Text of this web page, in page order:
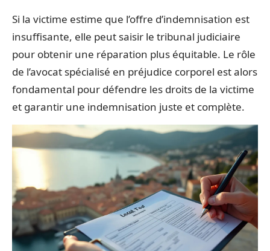
Si la victime estime que l’offre d’indemnisation est
insuffisante, elle peut saisir le tribunal judiciaire
pour obtenir une réparation plus équitable. Le rôle
de l’avocat spécialisé en préjudice corporel est alors
fondamental pour défendre les droits de la victime
et garantir une indemnisation juste et complète.